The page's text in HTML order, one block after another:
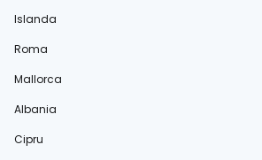
Islanda
Roma
Mallorca
Albania
Cipru